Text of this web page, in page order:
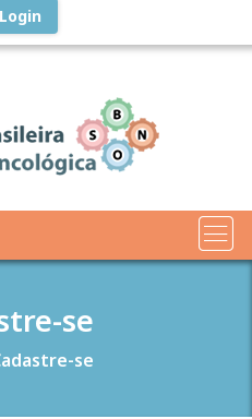
Login
se
se